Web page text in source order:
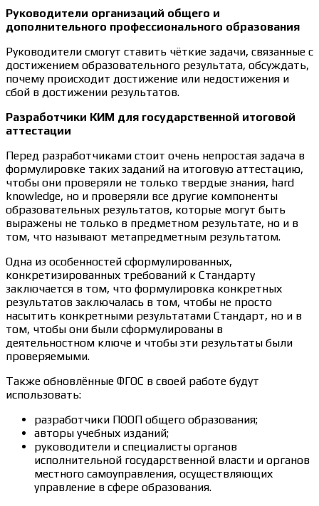
Руководители организаций общего и
дополнительного профессионального образования
Руководители смогут ставить чёткие задачи, связанные с
достижением образовательного результата, обсуждать,
почему происходит достижение или недостижения и
сбой в достижении результатов.
Разработчики КИМ для государственной итоговой
аттестации
Перед разработчиками стоит очень непростая задача в
формулировке таких заданий на итоговую аттестацию,
чтобы они проверяли не только твердые знания, hard
knowledge, но и проверяли все другие компоненты
образовательных результатов, которые могут быть
выражены не только в предметном результате, но и в
том, что называют метапредметным результатом.
Одна из особенностей сформулированных,
конкретизированных требований к Стандарту
заключается в том, что формулировка конкретных
результатов заключалась в том, чтобы не просто
насытить конкретными результатами Стандарт, но и в
том, чтобы они были сформулированы в
деятельностном ключе и чтобы эти результаты были
проверяемыми.
Также обновлённые ФГОС в своей работе будут
использовать:
разработчики ПООП общего образования;
авторы учебных изданий;
руководители и специалисты органов
исполнительной государственной власти и органов
местного самоуправления, осуществляющих
управление в сфере образования.